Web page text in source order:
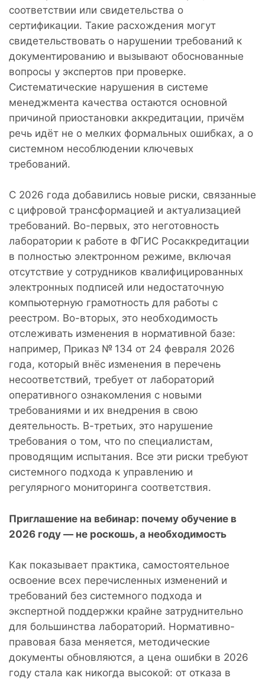
соответствии или свидетельства о
сертификации. Такие расхождения могут
свидетельствовать о нарушении требований к
документированию и вызывают обоснованные
вопросы у экспертов при проверке.
Систематические нарушения в системе
менеджмента качества остаются основной
причиной приостановки аккредитации, причём
речь идёт не о мелких формальных ошибках, а о
системном несоблюдении ключевых
требований.
С 2026 года добавились новые риски, связанные
с цифровой трансформацией и актуализацией
требований. Во-первых, это неготовность
лаборатории к работе в ФГИС Росаккредитации
в полностью электронном режиме, включая
отсутствие у сотрудников квалифицированных
электронных подписей или недостаточную
компьютерную грамотность для работы с
реестром. Во-вторых, это необходимость
отслеживать изменения в нормативной базе:
например, Приказ № 134 от 24 февраля 2026
года, который внёс изменения в перечень
несоответствий, требует от лабораторий
оперативного ознакомления с новыми
требованиями и их внедрения в свою
деятельность. В-третьих, это нарушение
требования о том, что по специалистам,
проводящим испытания. Все эти риски требуют
системного подхода к управлению и
регулярного мониторинга соответствия.
Приглашение на вебинар: почему обучение в
2026 году — не роскошь, а необходимость
Как показывает практика, самостоятельное
освоение всех перечисленных изменений и
требований без системного подхода и
экспертной поддержки крайне затруднительно
для большинства лабораторий. Нормативно-
правовая база меняется, методические
документы обновляются, а цена ошибки в 2026
году стала как никогда высокой: от отказа в